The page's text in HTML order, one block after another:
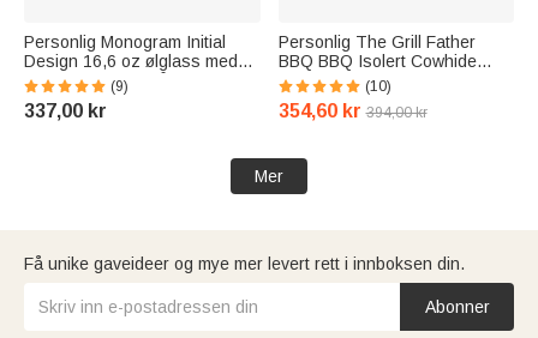
Personlig Monogram Initial
Design 16,6 oz ølglass med
gravert navn og håndtak
Bursdag Hjem Kjøkkenutstyr
Gave til pappa bestefar
(9)
337,00 kr
Personlig The Grill Father
BBQ BBQ Isolert Cowhide
skinn par hansker med navn
matlaging tilbehør farsdag
bursdagsgave til menn pappa
(10)
354,60 kr 394,00 kr
Mer
Få unike gaveideer og mye mer levert rett i innboksen din.
Abonner